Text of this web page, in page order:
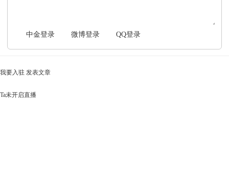
中金登录 微博登录 QQ登录
我要入驻 发表文章
Ta未开启直播